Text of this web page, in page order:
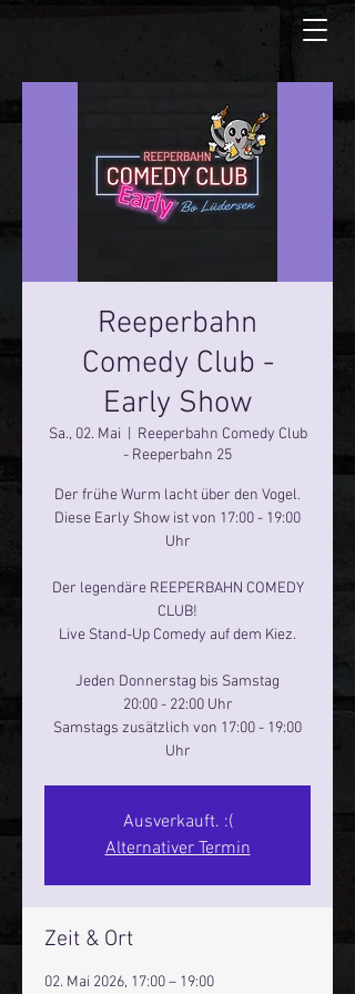
Reeperbahn
Comedy Club -
Early Show
Sa., 02. Mai
Reeperbahn Comedy Club
- Reeperbahn 25
Der frühe Wurm lacht über den Vogel.
Diese Early Show ist von 17:00 - 19:00
Uhr
Der legendäre REEPERBAHN COMEDY
CLUB!
Live Stand-Up Comedy auf dem Kiez.
Jeden Donnerstag bis Samstag
20:00 - 22:00 Uhr
Samstags zusätzlich von 17:00 - 19:00
Uhr
Ausverkauft. :(
Alternativer Termin
Zeit & Ort
02. Mai 2026, 17:00 – 19:00